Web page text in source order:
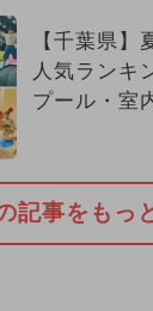
【千葉県】
人気ランキ
プール・室
記事をもっ